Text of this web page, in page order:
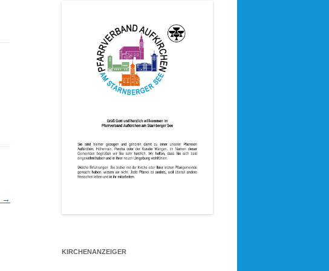
→
KIRCHENANZEIGER